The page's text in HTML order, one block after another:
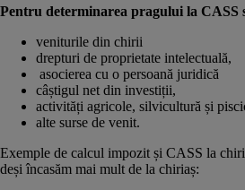
Pentru determinarea pragului la CASS
veniturile din chirii
drepturi de proprietate intelectuală,
asocierea cu o persoană juridică
câștigul net din investiții,
activități agricole, silvicultură și
alte surse de venit.
Exemple de calcul impozit și CASS la
deși încasăm mai mult de la chiriaș: